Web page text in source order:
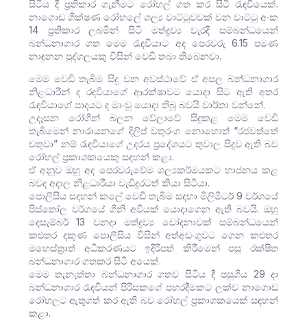
සිටිය දී ප්‍රතිකාර ගැනීමට රෝහල් ගත කර සිටි රැඳවියෙක්.
නාගොඩ ශික්ෂණ රෝහලේ ශල්‍ය වාට්ටුවවක් වන වාට්ටු අංක
14 ප්‍රතිකාර ලබමින් සිටි මත්ද්‍රව්‍ය වැරදි සම්බන්ධයෙන්
බන්ධනාගාර ගත මෙම රැඳවියාට අද පෙරවරු 6.15 පමණ
නාඳුනන පුද්ගලයකු විසින් වෙඩි තබා තිබෙනවා.
මෙම වෙඩි තැබිම සිදු වන අවස්ථාවේ ඒ අසල බන්ධනාගාර
නිළධාරීන් ද රඳවියාගේ ආරක්ෂාවට යොදා සිට ඇති අතර
රැඳවියාගේ පාදයට ද මාංචු යොදා තිබූ බවයි වාර්තා වන්නේ.
උදෑසන රෝගීන් බලන වේලාවේ සිදුකළ මෙම වෙඩි
තැබිමෙන් නාරායනගේ දිලිප් චතුරංග නොහොත් “රජවත්තේ
චතුවා” නම් රැඳවියාගේ උදරය ප්‍රදේශයට තුවාල සිදුව ඇති බව
රෝහල් ප්‍රකාශකයෙකු සඳහන් කළා.
ඒ අනුව ඔහු අද පෙරවරුවේම ශල්‍යකර්මයකට භාජනය කළ
බවද අදාල නිළධාරීයා වැඩිදුරටත් කියා සිටියා.
පොලිසිය සදහන් කලේ වෙඩි තැබිම සදහා මිලිමීටර් 9 වර්ගයේ
පිස්තෝල වර්ගයේ ගිනි අවියක් යොදාගෙන ඇති බවයි. ඔහු
දෙසැම්බර් 13 වනදා මත්ද්‍රව්‍ය චෝදනාවක් සම්බන්ධයෙන්
කළුතර දකුණ පොලීසිය විසින් අත්අඩංගුවට ගෙන කළුතර
මහෙස්ත්‍රාත් අධිකරණයට ඉදිරිපත් කිරීමෙන් පසු රක්ෂිත
බන්ධනාගාර ගතකර සිටි අයෙක්.
මෙම තැනැත්තා බන්ධනාගාර ගතව සිටිය දී පසුගිය 29 දා
බන්ධනාගාර රැඳවියන් පිරිසකගේ පහරදීමකට ලක්ව නාගොඩ
රෝහලට ඇතුගත් කර ඇති බව රෝහල් ප්‍රකාශකයෙක් සඳහන්
කළා.